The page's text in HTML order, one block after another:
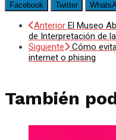
Facebook Twitter
Anterior El Museo
de Interpretación de
Siguiente
Cómo
internet o phising
También